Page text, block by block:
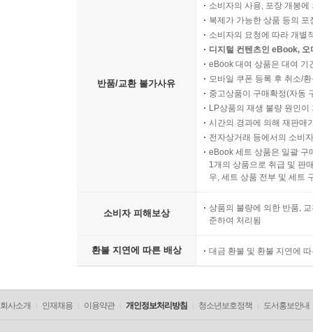
반품/교환 불가사유
소비자의 사용, 포장 개봉
복제가 가능한 상품 등의
소비자의 요청에 따라 개별
디지털 컨텐츠인 eBook,
eBook 대여 상품은 대여 기
모바일 쿠폰 등록 후 취소/
중고상품이 구매확정(자동
LP상품의 재생 불량 원인
시간의 경과에 의해 재판매
전자상거래 등에서의 소비
eBook 세트 상품은 일괄 구
1개의 상품으로 취급 및 판
우, 세트 상품 전부 및 세트
소비자 피해보상
상품의 불량에 의한 반품,
준하여 처리됨
환불 지연에 따른 배상 대금 환불 및 환불 지연에
회사소개 인재채용 이용약관 개인정보처리방침 청소년보호정책 도서홍보안내